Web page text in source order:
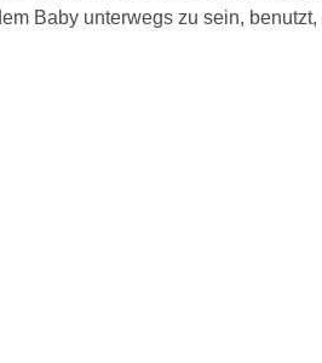
Baby unterwegs zu sein,